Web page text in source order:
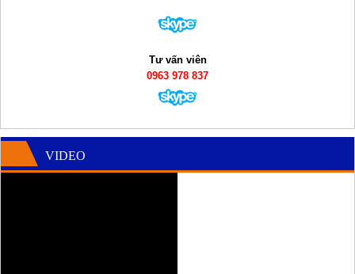
Tư vấn viên
0963 978 837
VIDEO